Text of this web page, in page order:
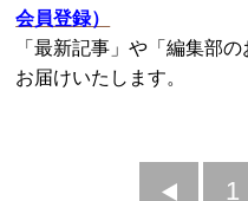
会員登録）
「最新記事」や「編集部
お届けいたします。
前
1